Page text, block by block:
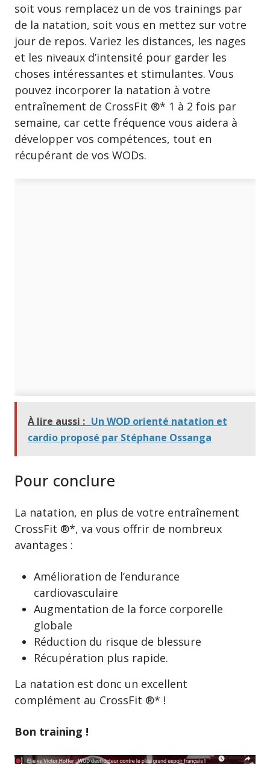
soit vous remplacez un de vos trainings par
de la natation, soit vous en mettez sur votre
jour de repos. Variez les distances, les nages
et les niveaux d’intensité pour garder les
choses intéressantes et stimulantes. Vous
pouvez incorporer la natation à votre
entraînement de CrossFit ®* 1 à 2 fois par
semaine, car cette fréquence vous aidera à
développer vos compétences, tout en
récupérant de vos WODs.
À lire aussi : Un WOD orienté natation et
cardio proposé par Stéphane Ossanga
Pour conclure
La natation, en plus de votre entraînement
CrossFit ®*, va vous offrir de nombreux
avantages :
Amélioration de l’endurance
cardiovasculaire
Augmentation de la force corporelle
globale
Réduction du risque de blessure
Récupération plus rapide.
La natation est donc un excellent
complément au CrossFit ®* !
Bon training !